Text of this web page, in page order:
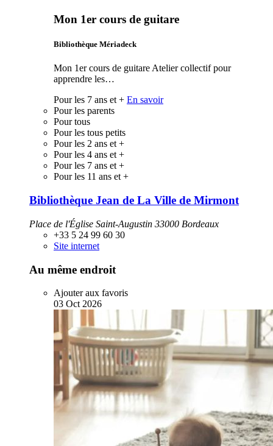
Mon 1er cours de guitare
Bibliothèque Mériadeck
Mon 1er cours de guitare Atelier collectif pour
apprendre les…
Pour les 7 ans et + En savoir
Pour les parents
Pour tous
Pour les tous petits
Pour les 2 ans et +
Pour les 4 ans et +
Pour les 7 ans et +
Pour les 11 ans et +
Bibliothèque Jean de La Ville de Mirmont
Place de l'Église Saint-Augustin 33000 Bordeaux
+33 5 24 99 60 30
Site internet
Au même endroit
Ajouter aux favoris
03 Oct 2026